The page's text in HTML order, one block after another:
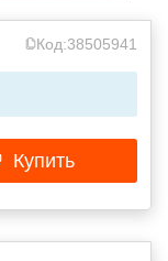
Код:38505941
Купить